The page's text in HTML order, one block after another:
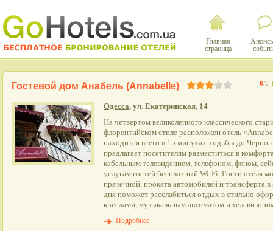
Главная
страница
0/5
Гостевой дом Анабель (Annabelle)
Одесса, ул. Екатеринская, 14
На четвертом великолепного классического
флорентийском стиле расположен отель
находится всего в 15 минутах ходьбы до
предлагает посетителям разместиться в
кабельным телевидением, телефоном, феном,
услугам гостей бесплатный Wi-Fi. Гости отеля
прачечной, проката автомобилей и трансферта
дня поможет расслабиться отдых в стильно
креслами, музыкальным автоматом и
Подробнее